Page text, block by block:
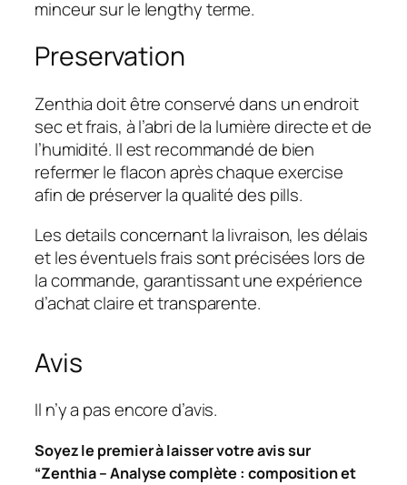
minceur sur le lengthy terme.
Preservation
Zenthia doit être conservé dans un endroit
sec et frais, à l’abri de la lumière directe et de
l’humidité. Il est recommandé de bien
refermer le flacon après chaque exercise
afin de préserver la qualité des pills.
Les details concernant la livraison, les délais
et les éventuels frais sont précisées lors de
la commande, garantissant une expérience
d’achat claire et transparente.
Avis
Il n’y a pas encore d’avis.
Soyez le premier à laisser votre avis sur
“Zenthia – Analyse complète : composition et